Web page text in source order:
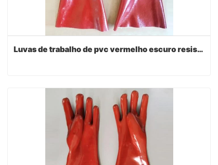
Luvas de trabalho de pvc vermelho escuro resistentes às luvas pessoais 35cm